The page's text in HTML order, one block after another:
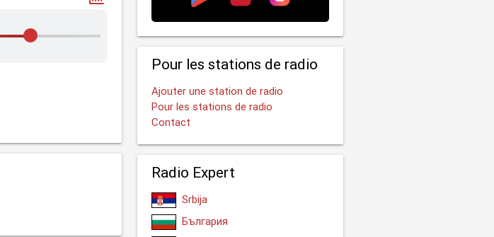
Pour les stations de radio
Ajouter une station de radio
Pour les stations de radio
Contact
Radio Expert
Srbija
България